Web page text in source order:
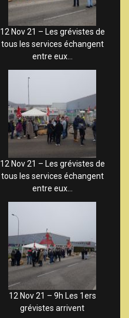
12 Nov 21 – Les grévistes de
tous les services échangent
entre eux…
12 Nov 21 – Les grévistes de
tous les services échangent
entre eux…
12 Nov 21 – 9h Les 1ers
grévistes arrivent